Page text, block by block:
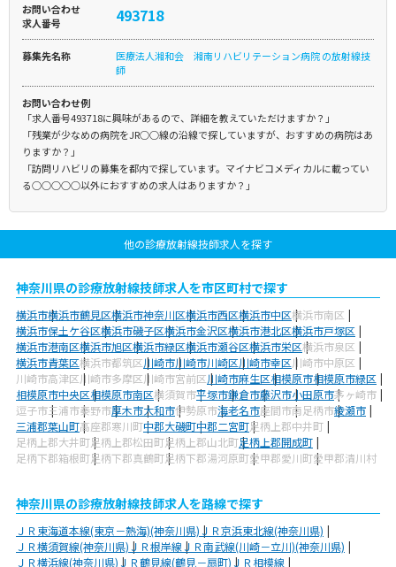
お問い合わせ
求人番号
493718
募集先名称
医療法人湘和会 湘南リハビリテーション病院 の放射線技
師
お問い合わせ例
「求人番号493718に興味があるので、詳細を教えていただけますか？」
「残業が少なめの病院をJR○○線の沿線で探していますが、おすすめの病院はあ
りますか？」
「訪問リハビリの募集を都内で探しています。マイナビコメディカルに載ってい
る○○○○○以外におすすめの求人はありますか？」
他の診療放射線技師求人を探す
神奈川県の診療放射線技師求人を市区町村で探す
横浜市横浜市鶴見区横浜市神奈川区横浜市西区横浜市中区横浜市南区
横浜市保土ケ谷区横浜市磯子区横浜市金沢区横浜市港北区横浜市戸塚区
横浜市港南区横浜市旭区横浜市緑区横浜市瀬谷区横浜市栄区横浜市泉区
横浜市青葉区横浜市都筑区川崎市川崎市川崎区川崎市幸区川崎市中原区
川崎市高津区川崎市多摩区川崎市宮前区川崎市麻生区相模原市相模原市緑区
相模原市中央区相模原市南区横須賀市平塚市鎌倉市藤沢市小田原市茅ヶ崎市
逗子市三浦市秦野市厚木市大和市伊勢原市海老名市座間市南足柄市綾瀬市
三浦郡葉山町高座郡寒川町中郡大磯町中郡二宮町足柄上郡中井町
足柄上郡大井町足柄上郡松田町足柄上郡山北町足柄上郡開成町
足柄下郡箱根町足柄下郡真鶴町足柄下郡湯河原町愛甲郡愛川町愛甲郡清川村
神奈川県の診療放射線技師求人を路線で探す
ＪＲ東海道本線(東京－熱海)(神奈川県)ＪＲ京浜東北線(神奈川県)
ＪＲ横須賀線(神奈川県)ＪＲ根岸線ＪＲ南武線(川崎－立川)(神奈川県)
ＪＲ横浜線(神奈川県)ＪＲ鶴見線(鶴見－扇町)ＪＲ相模線